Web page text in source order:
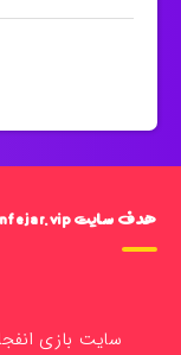
هدف سایت www.enfejar.vip
سایت بازی